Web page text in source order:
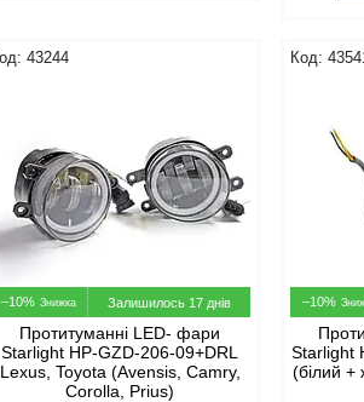
43244
–10% Залишилось 17 днів
Протитуманні LED- фари
Starlight HP-GZD-206-09+DRL
Lexus, Toyota (Avensis, Camry,
Corolla, Prius)
–10%
Starlight
(білий +